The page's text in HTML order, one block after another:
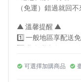
成集資計畫，再次
● 過敏原資訊：本
麩質之穀物及大豆
專案可能遇到各種
（免運）錯過就回不
▲ 溫馨提醒 ▲
1️⃣ 一般地區享配送免
可選擇加購商品